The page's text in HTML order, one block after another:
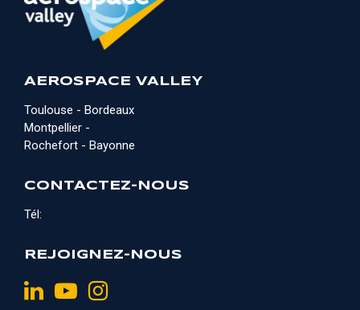
AEROSPACE VALLEY
Toulouse - Bordeaux
Montpellier -
Rochefort - Bayonne
CONTACTEZ-NOUS
Tél:
REJOIGNEZ-NOUS